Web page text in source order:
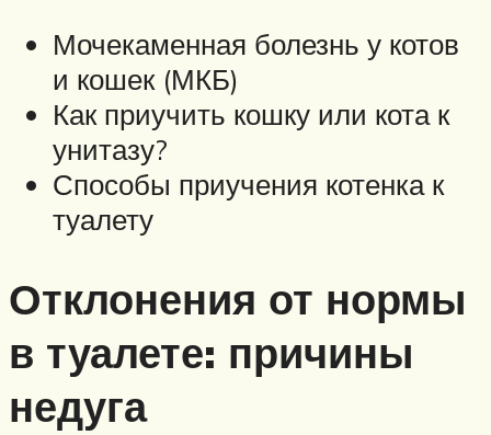
Мочекаменная болезнь у котов
и кошек (МКБ)
Как приучить кошку или кота к
унитазу?
Способы приучения котенка к
туалету
Отклонения от нормы
в туалете: причины
недуга